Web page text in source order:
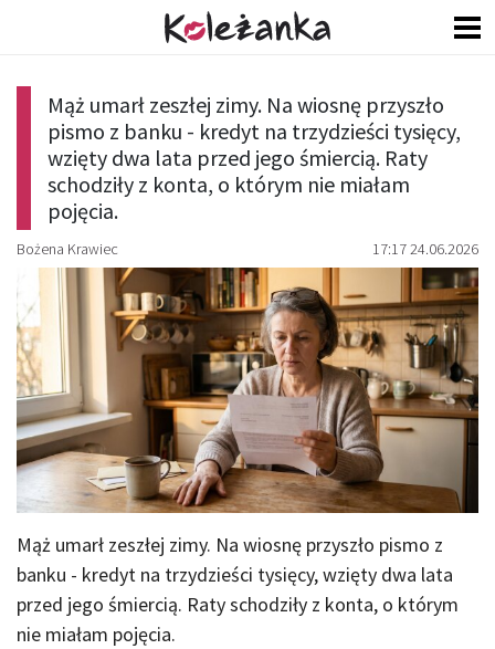
Mąż umarł zeszłej zimy. Na wiosnę przyszło
pismo z banku - kredyt na trzydzieści tysięcy,
wzięty dwa lata przed jego śmiercią. Raty
schodziły z konta, o którym nie miałam
pojęcia.
Bożena Krawiec 17:17 24.06.2026
Mąż umarł zeszłej zimy. Na wiosnę przyszło pismo z
banku - kredyt na trzydzieści tysięcy, wzięty dwa lata
przed jego śmiercią. Raty schodziły z konta, o którym
nie miałam pojęcia.